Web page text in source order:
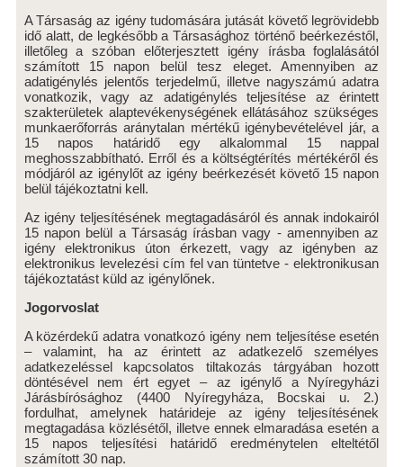
AKTUÁLIS ÁLLÁSAJÁNLATAINK
A Társaság az igény tudomására jutását követő legrövidebb
idő alatt, de legkésőbb a Társasághoz történő beérkezéstől,
illetőleg a szóban előterjesztett igény írásba foglalásától
számított 15 napon belül tesz eleget. Amennyiben az
adatigénylés jelentős terjedelmű, illetve nagyszámú adatra
vonatkozik, vagy az adatigénylés teljesítése az érintett
szakterületek alaptevékenységének ellátásához szükséges
munkaerőforrás aránytalan mértékű igénybevételével jár, a
15 napos határidő egy alkalommal 15 nappal
meghosszabbítható. Erről és a költségtérítés mértékéről és
módjáról az igénylőt az igény beérkezését követő 15 napon
belül tájékoztatni kell.
Az igény teljesítésének megtagadásáról és annak indokairól
15 napon belül a Társaság írásban vagy - amennyiben az
igény elektronikus úton érkezett, vagy az igényben az
elektronikus levelezési cím fel van tüntetve - elektronikusan
tájékoztatást küld az igénylőnek.
Jogorvoslat
A közérdekű adatra vonatkozó igény nem teljesítése esetén
– valamint, ha az érintett az adatkezelő személyes
adatkezeléssel kapcsolatos tiltakozás tárgyában hozott
döntésével nem ért egyet – az igénylő a Nyíregyházi
Járásbírósághoz (4400 Nyíregyháza, Bocskai u. 2.)
fordulhat, amelynek határideje az igény teljesítésének
megtagadása közlésétől, illetve ennek elmaradása esetén a
15 napos teljesítési határidő eredménytelen elteltétől
számított 30 nap.